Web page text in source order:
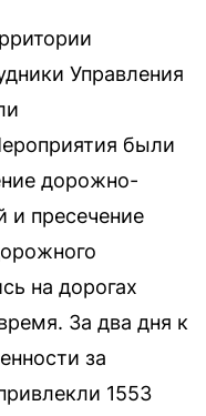
Управления
были
дорожно-
и пресечение
на дорогах
За два дня к
за
1553